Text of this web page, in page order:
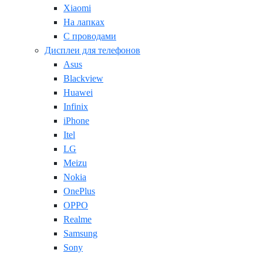
Xiaomi
На лапках
С проводами
Дисплеи для телефонов
Asus
Blackview
Huawei
Infinix
iPhone
Itel
LG
Meizu
Nokia
OnePlus
OPPO
Realme
Samsung
Sony